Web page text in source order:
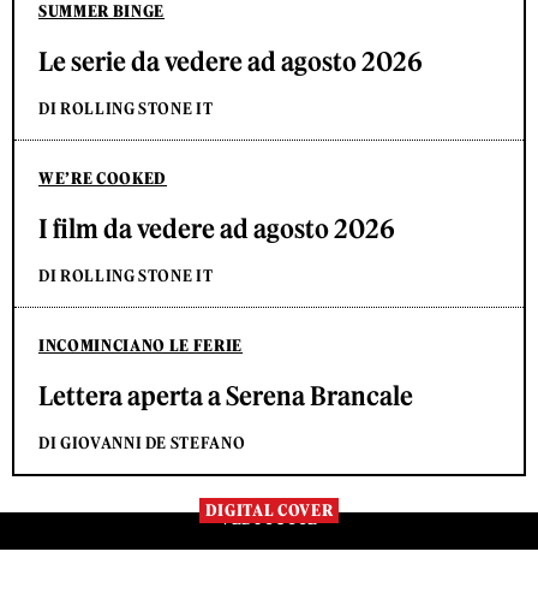
SUMMER BINGE
Le serie da vedere ad agosto 2026
DI ROLLING STONE IT
WE’RE COOKED
I film da vedere ad agosto 2026
DI ROLLING STONE IT
INCOMINCIANO LE FERIE
Lettera aperta a Serena Brancale
DI GIOVANNI DE STEFANO
DIGITAL COVER
VEDI TUTTE